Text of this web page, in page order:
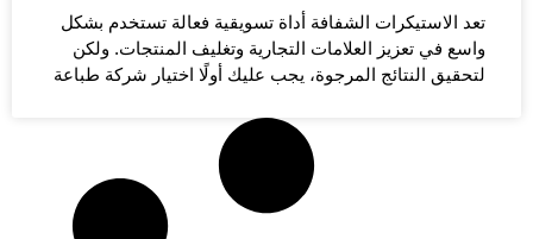
تعد الاستيكرات الشفافة أداة تسويقية فعالة تستخدم بشكل
واسع في تعزيز العلامات التجارية وتغليف المنتجات. ولكن
لتحقيق النتائج المرجوة، يجب عليك أولًا اختيار شركة طباعة